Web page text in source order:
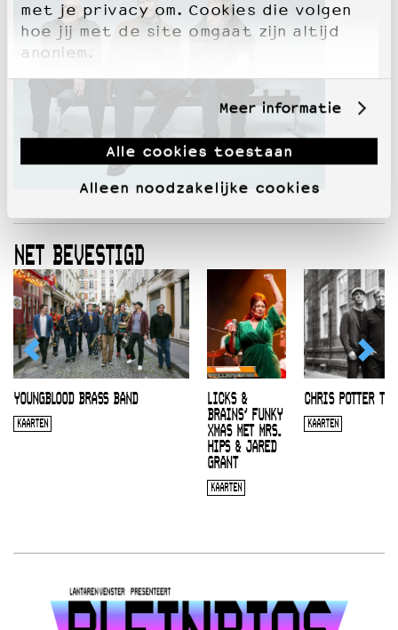
met je privacy om. Cookies die volgen
hoe jij met de site omgaat zijn altijd
anoniem.
Meer informatie
Alle cookies toestaan
Alleen noodzakelijke cookies
NET BEVESTIGD
YOUNGBLOOD BRASS BAND
KAARTEN
LICKS &
BRAINS’ FUNKY
XMAS MET MRS.
HIPS & JARED
GRANT
KAARTEN
CHRIS POTTER
KAARTEN